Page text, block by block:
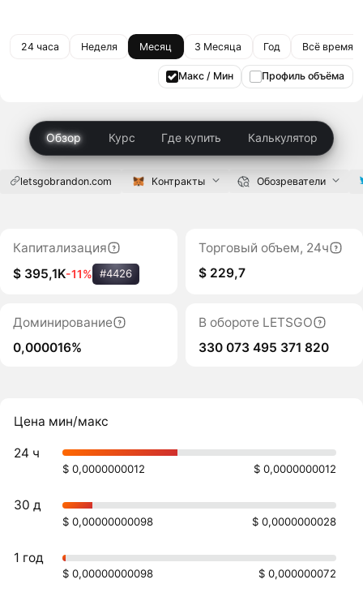
24 часа Неделя Месяц 3 Месяца Год Всё время
Макс / Мин Профиль объёма
Обзор Курс Где купить Калькулятор
letsgobrandon.com Контракты Обозреватели
Капитализация
$ 395,1K-11% #4426
Торговый объем, 24ч
$ 229,7
Доминирование
0,000016%
В обороте LETSGO
330 073 495 371 820
Цена мин/макс
24 ч
$ 0,0000000012 $ 0,0000000012
30 д
$ 0,00000000098 $ 0,0000000028
1 год
$ 0,00000000098 $ 0,000000072